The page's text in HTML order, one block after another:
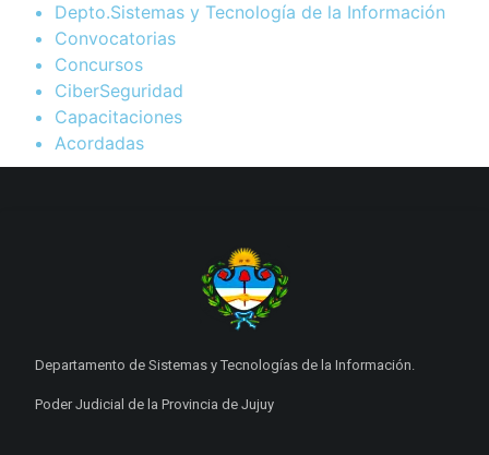
Depto.Sistemas y Tecnología de la Información
Convocatorias
Concursos
CiberSeguridad
Capacitaciones
Acordadas
Departamento de Sistemas y Tecnologías de la Información.
Poder Judicial de la Provincia de Jujuy